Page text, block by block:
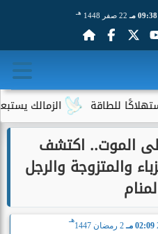
09:38 مـ 22 صفر 1448 هـ
الزمالك يستبعد 4 لاعبين شباب من حساباته في الموسم الجديد
الموت.. اكتشف
والمتزوجة والرجل
02:09 مـ 2 رمضان 1447
هـ